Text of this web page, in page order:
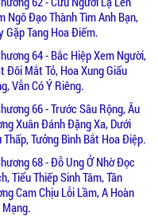
Ngô Đạo Thành Tìm Anh Bạn,
Gặp Tang Hoa Điếm.
64 - Bắc Hiệp Xem Người,
Đôi Mắt Tỏ, Hoa Xung Giấu
Vẫn Có Ý Riêng.
66 - Trước Sâu Rộng, Âu
Xuân Đánh Đặng Xa, Dưới
Thấp, Tưởng Bình Bắt Hoa Điệp.
68 - Đỗ Ung Ở Nhờ Đọc
Tiểu Thiếp Sinh Tâm, Tần
Cam Chịu Lỗi Lầm, A Hoàn
Mạng.